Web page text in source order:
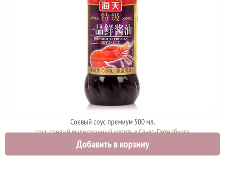
Соевый соус премиум 500 мл.
соус соевый выдержанный купить в Санкт-Петербурге
700 руб.
Добавить в корзину